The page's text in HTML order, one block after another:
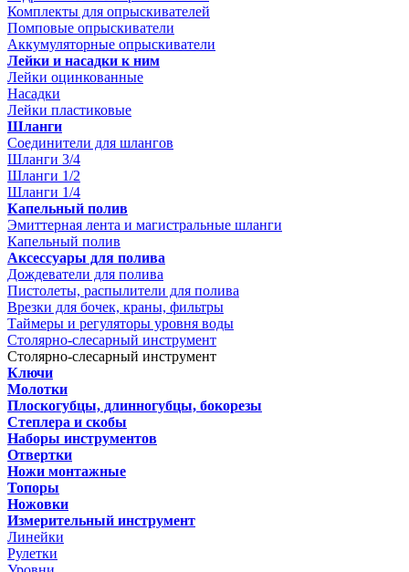
Комплекты для опрыскивателей
Помповые опрыскиватели
Аккумуляторные опрыскиватели
Лейки и насадки к ним
Лейки оцинкованные
Насадки
Лейки пластиковые
Шланги
Соединители для шлангов
Шланги 3/4
Шланги 1/2
Шланги 1/4
Капельный полив
Эмиттерная лента и магистральные шланги
Капельный полив
Аксессуары для полива
Дождеватели для полива
Пистолеты, распылители для полива
Врезки для бочек, краны, фильтры
Таймеры и регуляторы уровня воды
Столярно-слесарный инструмент
Столярно-слесарный инструмент
Ключи
Молотки
Плоскогубцы, длинногубцы, бокорезы
Степлера и скобы
Наборы инструментов
Отвертки
Ножи монтажные
Топоры
Ножовки
Измерительный инструмент
Линейки
Рулетки